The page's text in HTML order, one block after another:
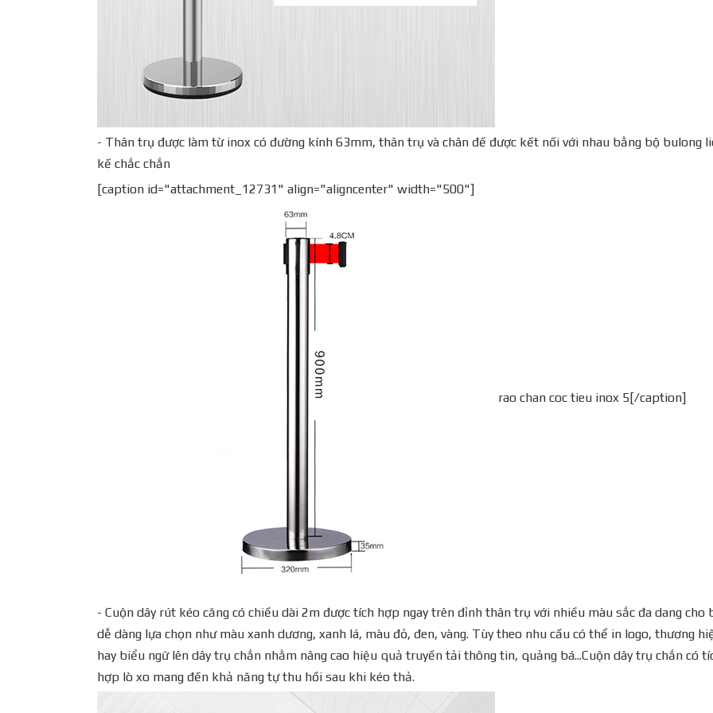
- Thân trụ được làm từ inox có đường kính 63mm, thân trụ và chân đế được kết nối với nhau bằng bộ bulong
kế chắc chắn
[caption id="attachment_12731" align="aligncenter" width="500"]
rao chan coc tieu inox 5[/caption]
- Cuộn dây rút kéo căng có chiều dài 2m được tích hợp ngay trên đỉnh thân trụ với nhiều màu sắc đa dang cho
dễ dàng lựa chọn như màu xanh dương, xanh lá, màu đỏ, đen, vàng. Tùy theo nhu cầu có thể in logo, thương
hay biểu ngữ lên dây trụ chắn nhằm nâng cao hiệu quả truyền tải thông tin, quảng bá...Cuộn dây trụ chắn có
hợp lò xo mang đến khả năng tự thu hồi sau khi kéo thả.